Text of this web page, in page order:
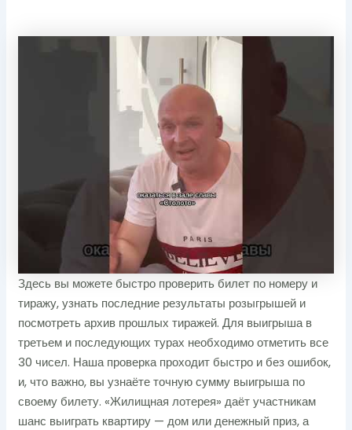
Здесь вы можете быстро проверить билет по номеру и
тиражу, узнать последние результаты розыгрышей и
посмотреть архив прошлых тиражей. Для выигрыша в
третьем и последующих турах необходимо отметить все
30 чисел. Наша проверка проходит быстро и без ошибок,
и, что важно, вы узнаёте точную сумму выигрыша по
своему билету. «Жилищная лотерея» даёт участникам
шанс выиграть квартиру — дом или денежный приз, а